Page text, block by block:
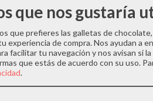
Quesería Ruperto
de Navarra
Bodega San Roque de la Encina
que nos gustaría
que prefieres las galletas de
experiencia de compra. Nos ayudan a
facilitar tu navegación y nos avisan si
que estás de acuerdo con su uso.
.